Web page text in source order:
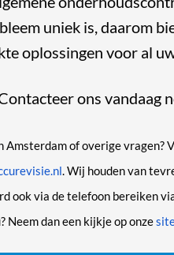
uniek is, daarom
oplossingen voor al
ons vandaag
Amsterdam of overige vragen?
. Wij houden van
ook via de telefoon bereiken
Neem dan een kijkje op onze